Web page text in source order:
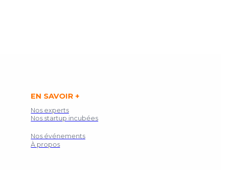
EN SAVOIR +
Nos événements
Nos startup incubées
Nos experts
À propos